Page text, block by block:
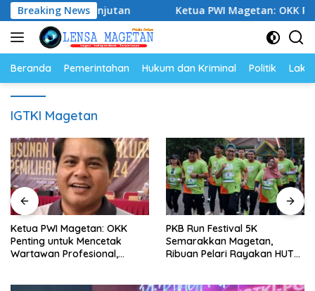
Langsung
ke
konten
Breaking News
Berkelanjutan Ketua PWI Magetan: OKK Penting
Beranda Pemerintahan Hukum dan Kriminal Politik
IGTKI Magetan
Magetan: OKK
Mencetak
Profesional,
PKB Run Festival 5K
Semarakkan Magetan,
Ribuan Pelari Rayakan HUT
Seluruh
Senam